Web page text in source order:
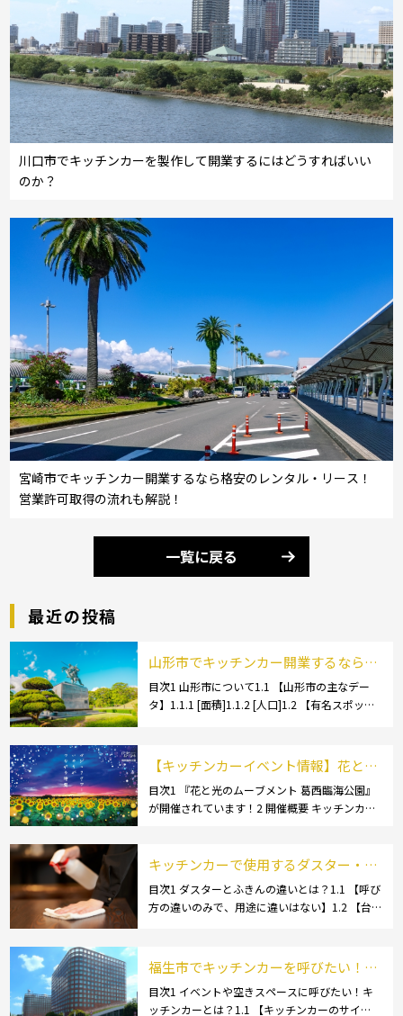
川口市でキッチンカーを製作して開業するにはどうすればいい
のか？
宮崎市でキッチンカー開業するなら格安のレンタル・リース！
営業許可取得の流れも解説！
一覧に戻る
最近の投稿
山形市でキッチンカー開業するなら格
安のレンタル・リース！営業許可取得
の流れも解説！
目次1 山形市について1.1 【山形市の主なデー
タ】1.1.1 [面積]1.1.2 [人口]1.2 【有名スポッ
【キッチンカーイベント情報】花と光
のムーブメント 葛西臨海公園が開催さ
れています！
目次1 『花と光のムーブメント 葛西臨海公園』
が開催されています！2 開催概要 キッチンカー
ルメイベントが催されています。 開業前にキ
キッチンカーで使用するダスター・ふ
きんの選び方とは？おすすめ商品3選
も紹介！
目次1 ダスターとふきんの違いとは？1.1 【呼び
方の違いのみで、用途に違いはない】1.2 【台
特徴2.1 【綿】2.2 【マイクロ […]
福生市でキッチンカーを呼びたい！派
遣してもらうにはどうすれば良いの？
目次1 イベントや空きスペースに呼びたい！キ
ッチンカーとは？1.1 【キッチンカーのサイ